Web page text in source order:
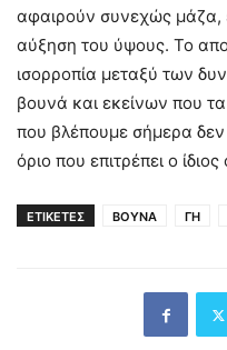
αφαιρούν συνεχώς μάζα,
αύξηση του ύψους. Το
ισορροπία μεταξύ των
βουνά και εκείνων που
που βλέπουμε σήμερα δεν
όριο που επιτρέπει ο
ΕΤΙΚΕΤΕΣ ΒΟΥΝΑ ΓΗ